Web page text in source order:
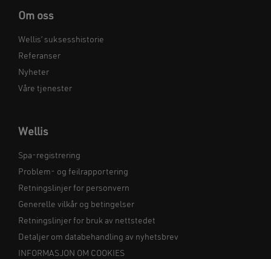
Om oss
Wellis’ suksesshistorie
Referanser
Nyheter
Våre tjenester
Wellis
Spa-registrering
Problem- og feilrapportering
Retningslinjer for personvern
Generelle vilkår og betingelser
Retningslinjer for bruk av nettstedet
Detaljer om databehandling av nyhetsbrev
INFORMASJON OM COOKIES